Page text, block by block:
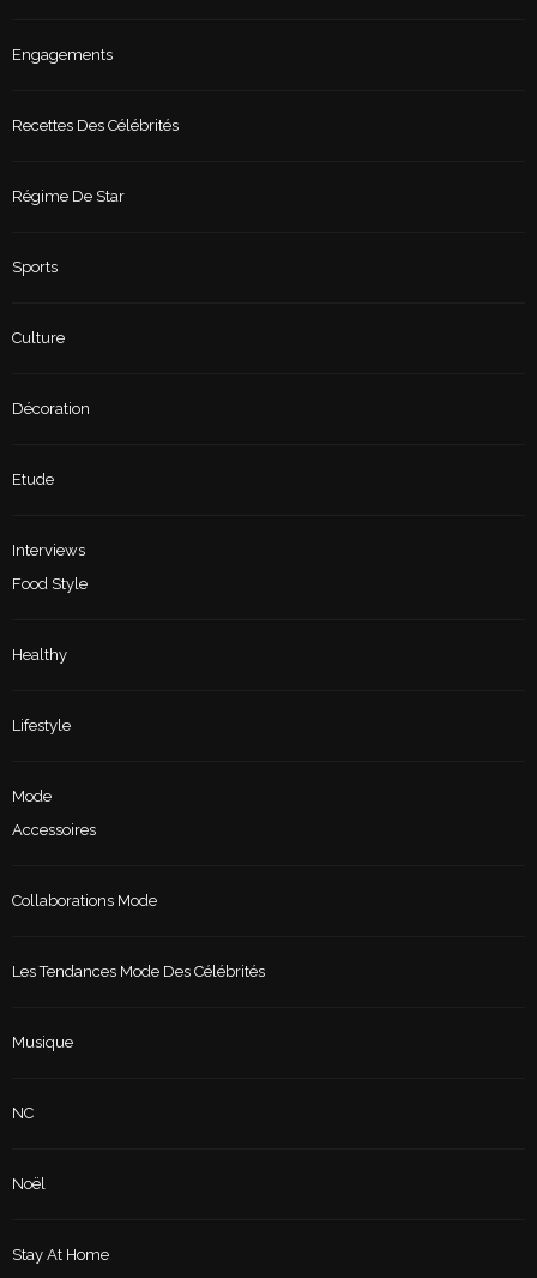
Engagements
Recettes Des Célébrités
Régime De Star
Sports
Culture
Décoration
Etude
Interviews
Food Style
Healthy
Lifestyle
Mode
Accessoires
Collaborations Mode
Les Tendances Mode Des Célébrités
Musique
NC
Noël
Stay At Home